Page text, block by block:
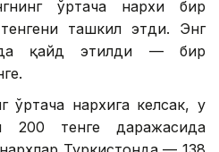
ўртача нархи бир
ташкил этди. Энг
қайд этилди — бир
ўртача нархига келсак, у
200 тенге даражасида